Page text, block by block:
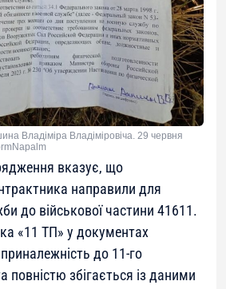
Владіміра Владіміровіча. 29 червня
вказує, що
направили для
до військової частини 41611.
«11 ТП» у документах
до 11-го
повністю збігається із даними